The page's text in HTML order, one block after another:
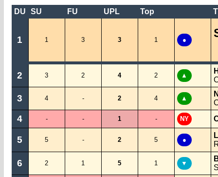
DU SU FU UPL Top
1 1 3 3 1 ●
2 3 2 4 2 ▲
3 4 - 2 4 ▲
4 - - 1 - NY
5 5 - 2 5 ●
6 2 1 5 1 ▼